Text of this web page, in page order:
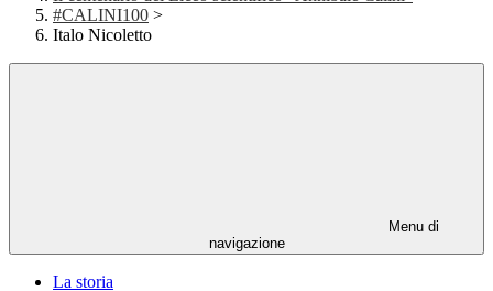
#CALINI100 >
Italo Nicoletto
Menu di
navigazione
La storia